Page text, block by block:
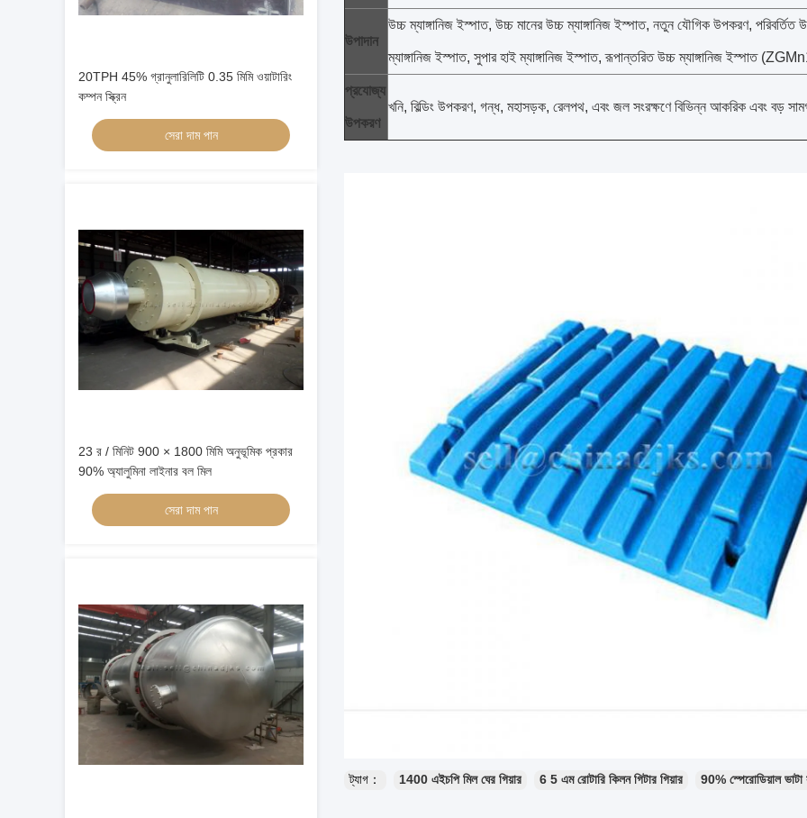
20TPH 45% গ্রানুলারিলিটি 0.35 মিমি ওয়াটারিং
কম্পন স্ক্রিন
সেরা দাম পান
23 র / মিনিট 900 × 1800 মিমি অনুভূমিক প্রকার
90% অ্যালুমিনা লাইনার বল মিল
সেরা দাম পান
উপাদান
উচ্চ ম্যাঙ্গানিজ ইস্পাত, উচ্চ মানের উচ্চ ম্যাঙ্গানিজ ইস্পাত, নতুন যৌগিক উপকরণ, পরিবর্তিত
ম্যাঙ্গানিজ ইস্পাত, সুপার হাই ম্যাঙ্গানিজ ইস্পাত, রূপান্তরিত উচ্চ ম্যাঙ্গানিজ ইস্পাত
প্রযোজ্য
উপকরণ
খনি, বিল্ডিং উপকরণ, গন্ধ, মহাসড়ক, রেলপথ, এবং জল সংরক্ষণে বিভিন্ন আকরিক এবং বড়
ট্যাগ： 1400 এইচপি মিল ঘের গিয়ার 6 5 এম রোটারি কিলন গিটার গিয়ার 90% স্পেরোডিয়াল ভাটা